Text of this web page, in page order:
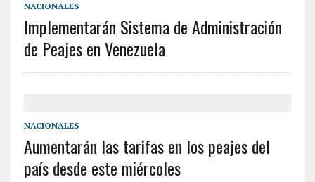
NACIONALES
Implementarán Sistema de Administración
de Peajes en Venezuela
NACIONALES
Aumentarán las tarifas en los peajes del
país desde este miércoles